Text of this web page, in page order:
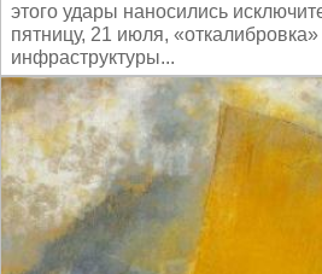
этого удары наносились
пятницу, 21 июля,
инфраструктуры...